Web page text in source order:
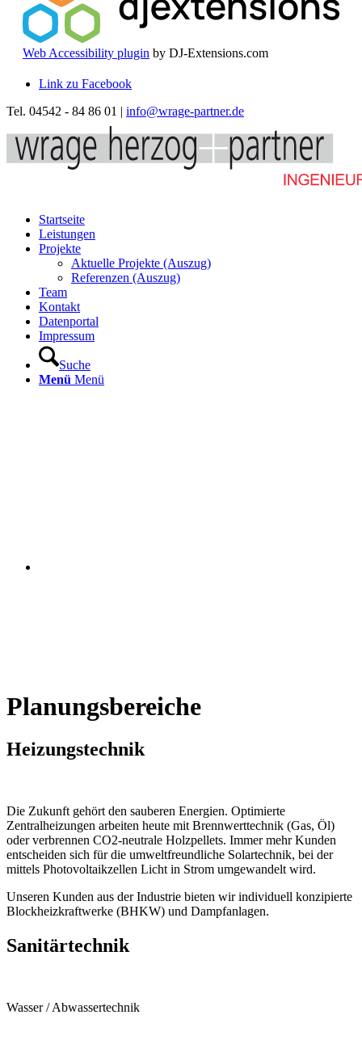
Web Accessibility plugin by DJ-Extensions.com
Link zu Facebook
Tel. 04542 - 84 86 01 | info@wrage-partner.de
Startseite
Leistungen
Projekte
Aktuelle Projekte (Auszug)
Referenzen (Auszug)
Team
Kontakt
Datenportal
Impressum
Suche
Menü Menü
Planungsbereiche
Heizungstechnik
Die Zukunft gehört den sauberen Energien. Optimierte
Zentralheizungen arbeiten heute mit Brennwerttechnik (Gas, Öl)
oder verbrennen CO2-neutrale Holzpellets. Immer mehr Kunden
entscheiden sich für die umweltfreundliche Solartechnik, bei der
mittels Photovoltaikzellen Licht in Strom umgewandelt wird.
Unseren Kunden aus der Industrie bieten wir individuell konzipierte
Blockheizkraftwerke (BHKW) und Dampfanlagen.
Sanitärtechnik
Wasser / Abwassertechnik